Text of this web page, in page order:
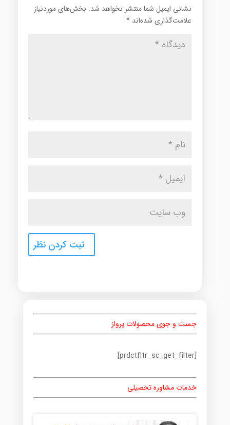
نشانی ایمیل شما منتشر نخواهد شد. بخش‌های موردنیاز
علامت‌گذاری شده‌اند *
جست و جوی محصولات پرواز
[prdctfltr_sc_get_filter]
خدمات مشاوره تحصیلی